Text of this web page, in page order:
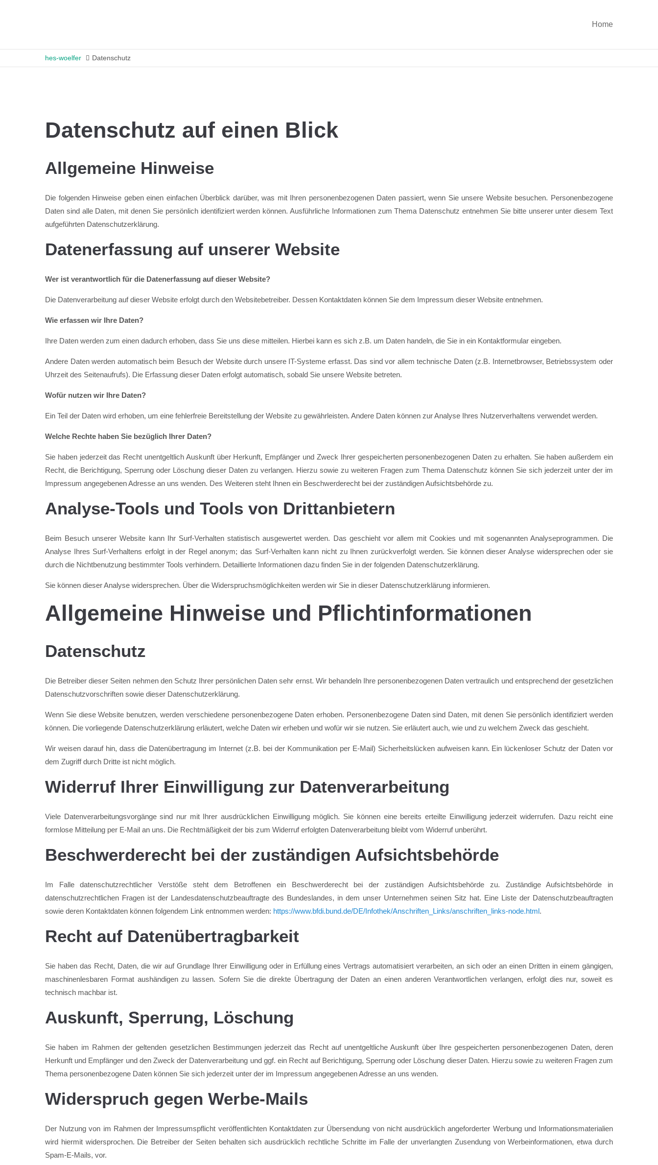
Home
hes-woelfer Datenschutz
Datenschutz auf einen Blick
Allgemeine Hinweise
Die folgenden Hinweise geben einen einfachen Überblick darüber, was mit Ihren personenbezogenen Daten passiert, wenn Sie unsere Website besuchen. Personenbezogene
Daten sind alle Daten, mit denen Sie persönlich identifiziert werden können. Ausführliche Informationen zum Thema Datenschutz entnehmen Sie bitte unserer unter diesem Text
aufgeführten Datenschutzerklärung.
Datenerfassung auf unserer Website
Wer ist verantwortlich für die Datenerfassung auf dieser Website?
Die Datenverarbeitung auf dieser Website erfolgt durch den Websitebetreiber. Dessen Kontaktdaten können Sie dem Impressum dieser Website entnehmen.
Wie erfassen wir Ihre Daten?
Ihre Daten werden zum einen dadurch erhoben, dass Sie uns diese mitteilen. Hierbei kann es sich z.B. um Daten handeln, die Sie in ein Kontaktformular eingeben.
Andere Daten werden automatisch beim Besuch der Website durch unsere IT-Systeme erfasst. Das sind vor allem technische Daten (z.B. Internetbrowser, Betriebssystem oder
Uhrzeit des Seitenaufrufs). Die Erfassung dieser Daten erfolgt automatisch, sobald Sie unsere Website betreten.
Wofür nutzen wir Ihre Daten?
Ein Teil der Daten wird erhoben, um eine fehlerfreie Bereitstellung der Website zu gewährleisten. Andere Daten können zur Analyse Ihres Nutzerverhaltens verwendet werden.
Welche Rechte haben Sie bezüglich Ihrer Daten?
Sie haben jederzeit das Recht unentgeltlich Auskunft über Herkunft, Empfänger und Zweck Ihrer gespeicherten personenbezogenen Daten zu erhalten. Sie haben außerdem ein
Recht, die Berichtigung, Sperrung oder Löschung dieser Daten zu verlangen. Hierzu sowie zu weiteren Fragen zum Thema Datenschutz können Sie sich jederzeit unter der im
Impressum angegebenen Adresse an uns wenden. Des Weiteren steht Ihnen ein Beschwerderecht bei der zuständigen Aufsichtsbehörde zu.
Analyse-Tools und Tools von Drittanbietern
Beim Besuch unserer Website kann Ihr Surf-Verhalten statistisch ausgewertet werden. Das geschieht vor allem mit Cookies und mit sogenannten Analyseprogrammen. Die
Analyse Ihres Surf-Verhaltens erfolgt in der Regel anonym; das Surf-Verhalten kann nicht zu Ihnen zurückverfolgt werden. Sie können dieser Analyse widersprechen oder sie
durch die Nichtbenutzung bestimmter Tools verhindern. Detaillierte Informationen dazu finden Sie in der folgenden Datenschutzerklärung.
Sie können dieser Analyse widersprechen. Über die Widerspruchsmöglichkeiten werden wir Sie in dieser Datenschutzerklärung informieren.
Allgemeine Hinweise und Pflichtinformationen
Datenschutz
Die Betreiber dieser Seiten nehmen den Schutz Ihrer persönlichen Daten sehr ernst. Wir behandeln Ihre personenbezogenen Daten vertraulich und entsprechend der gesetzlichen
Datenschutzvorschriften sowie dieser Datenschutzerklärung.
Wenn Sie diese Website benutzen, werden verschiedene personenbezogene Daten erhoben. Personenbezogene Daten sind Daten, mit denen Sie persönlich identifiziert werden
können. Die vorliegende Datenschutzerklärung erläutert, welche Daten wir erheben und wofür wir sie nutzen. Sie erläutert auch, wie und zu welchem Zweck das geschieht.
Wir weisen darauf hin, dass die Datenübertragung im Internet (z.B. bei der Kommunikation per E-Mail) Sicherheitslücken aufweisen kann. Ein lückenloser Schutz der Daten vor
dem Zugriff durch Dritte ist nicht möglich.
Widerruf Ihrer Einwilligung zur Datenverarbeitung
Viele Datenverarbeitungsvorgänge sind nur mit Ihrer ausdrücklichen Einwilligung möglich. Sie können eine bereits erteilte Einwilligung jederzeit widerrufen. Dazu reicht eine
formlose Mitteilung per E-Mail an uns. Die Rechtmäßigkeit der bis zum Widerruf erfolgten Datenverarbeitung bleibt vom Widerruf unberührt.
Beschwerderecht bei der zuständigen Aufsichtsbehörde
Im Falle datenschutzrechtlicher Verstöße steht dem Betroffenen ein Beschwerderecht bei der zuständigen Aufsichtsbehörde zu. Zuständige Aufsichtsbehörde in
datenschutzrechtlichen Fragen ist der Landesdatenschutzbeauftragte des Bundeslandes, in dem unser Unternehmen seinen Sitz hat. Eine Liste der Datenschutzbeauftragten
sowie deren Kontaktdaten können folgendem Link entnommen werden: https://www.bfdi.bund.de/DE/Infothek/Anschriften_Links/anschriften_links-node.html.
Recht auf Datenübertragbarkeit
Sie haben das Recht, Daten, die wir auf Grundlage Ihrer Einwilligung oder in Erfüllung eines Vertrags automatisiert verarbeiten, an sich oder an einen Dritten in einem gängigen,
maschinenlesbaren Format aushändigen zu lassen. Sofern Sie die direkte Übertragung der Daten an einen anderen Verantwortlichen verlangen, erfolgt dies nur, soweit es
technisch machbar ist.
Auskunft, Sperrung, Löschung
Sie haben im Rahmen der geltenden gesetzlichen Bestimmungen jederzeit das Recht auf unentgeltliche Auskunft über Ihre gespeicherten personenbezogenen Daten, deren
Herkunft und Empfänger und den Zweck der Datenverarbeitung und ggf. ein Recht auf Berichtigung, Sperrung oder Löschung dieser Daten. Hierzu sowie zu weiteren Fragen zum
Thema personenbezogene Daten können Sie sich jederzeit unter der im Impressum angegebenen Adresse an uns wenden.
Widerspruch gegen Werbe-Mails
Der Nutzung von im Rahmen der Impressumspflicht veröffentlichten Kontaktdaten zur Übersendung von nicht ausdrücklich angeforderter Werbung und Informationsmaterialien
wird hiermit widersprochen. Die Betreiber der Seiten behalten sich ausdrücklich rechtliche Schritte im Falle der unverlangten Zusendung von Werbeinformationen, etwa durch
Spam-E-Mails, vor.